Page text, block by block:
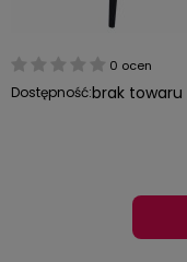
0 ocen
Dostępność:brak towaru